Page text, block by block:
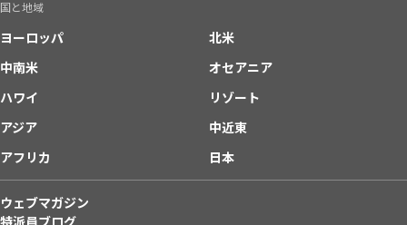
国と地域
ヨーロッパ
北米
中南米
オセアニア
ハワイ
リゾート
アジア
中近東
アフリカ
日本
ウェブマガジン
特派員ブログ